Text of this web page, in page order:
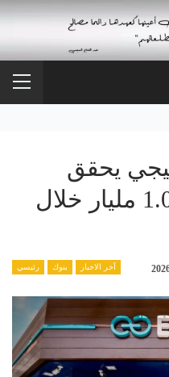
يحقق
صافي ربح بقيمة 1.06 مليار خلال
آخر الاخبار بنوك رئيسي